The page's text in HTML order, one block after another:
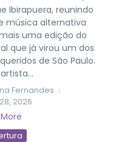
Ibirapuera, reunindo
música alternativa
uma edição do
que já virou um dos
de São Paulo.
Fernandes
2026